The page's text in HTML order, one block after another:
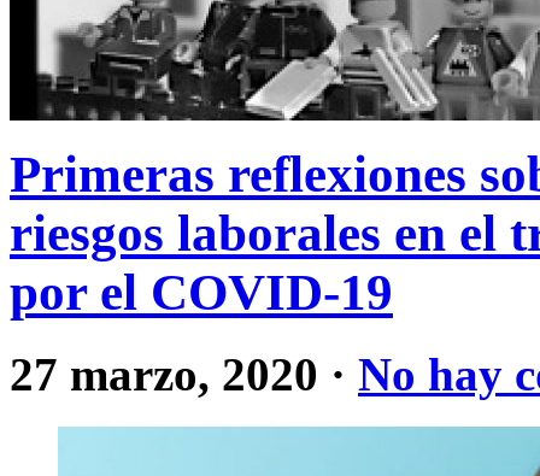
Primeras reflexiones
riesgos laborales en el
por el COVID-19
27 marzo, 2020 · No hay